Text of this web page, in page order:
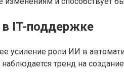
IT-поддержке
роли ИИ в
тренд на